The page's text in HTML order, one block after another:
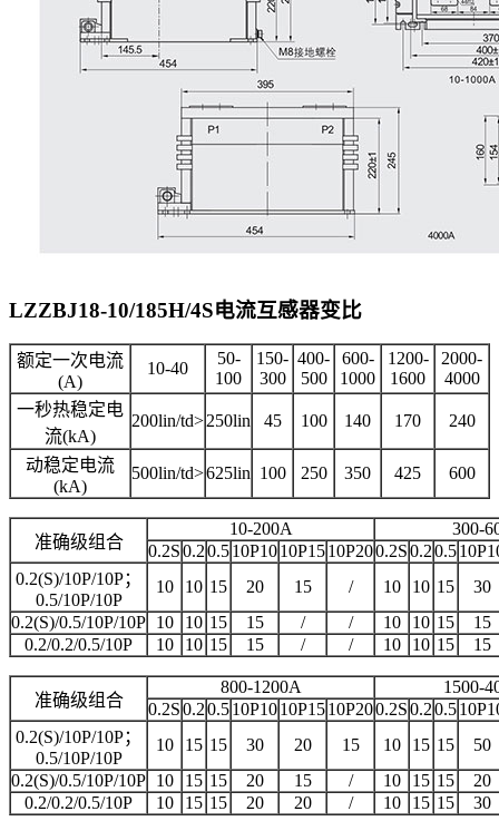
LZZBJ18-10/185H/4S电流互感器变比
额定一次电流
(A)
10-40
50-
100
150-
300
400-
500
600-
1000
1200-
1600
2000-
4000
一秒热稳定电
流(kA)
200lin/td>250lin 45 100 140 170 240
动稳定电流
(kA)
500lin/td>625lin 100 250 350 425 600
准确级组合
10-200A
300-
0.2S0.20.510P1010P1510P200.2S0.20.5
0.2(S)/10P/10P；
0.5/10P/10P
10 10 15 20 15 / 10 10 15
30
0.2(S)/0.5/10P/10P 10 10 15 15 / / 10 10 15
15
0.2/0.2/0.5/10P
10 10 15 15 / / 10 10 15 15
准确级组合
800-1200A
1500-
0.2S0.20.510P1010P1510P200.2S0.20.5
0.2(S)/10P/10P；
0.5/10P/10P
10 15 15 30 20 15 10 15 15
50
0.2(S)/0.5/10P/10P 10 15 15 20 15 / 10 15 15
20
0.2/0.2/0.5/10P
10 15 15 20 20 / 10 15 15 30